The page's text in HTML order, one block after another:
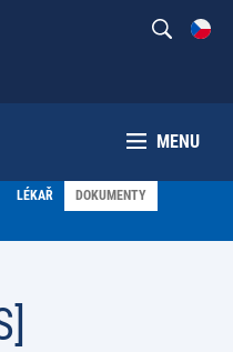
MENU
LÉKAŘ
DOKUMENTY